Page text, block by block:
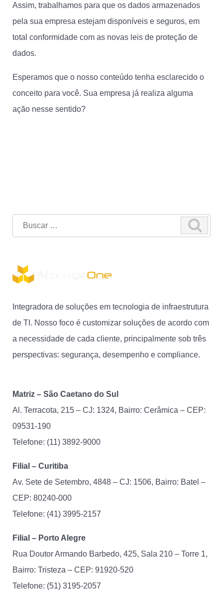
Assim, trabalhamos para que os dados armazenados
pela sua empresa estejam disponíveis e seguros, em
total conformidade com as novas leis de proteção de
dados.
Esperamos que o nosso conteúdo tenha esclarecido o
conceito para você. Sua empresa já realiza alguma
ação nesse sentido?
Search
for:
Integradora de soluções em tecnologia de infraestrutura
de TI. Nosso foco é customizar soluções de acordo com
a necessidade de cada cliente, principalmente sob três
perspectivas: segurança, desempenho e compliance.
Matriz – São Caetano do Sul
Al. Terracota, 215 – CJ: 1324, Bairro: Cerâmica – CEP:
09531-190
Telefone: (11) 3892-9000
Filial – Curitiba
Av. Sete de Setembro, 4848 – CJ: 1506, Bairro: Batel –
CEP: 80240-000
Telefone: (41) 3995-2157
Filial – Porto Alegre
Rua Doutor Armando Barbedo, 425, Sala 210 – Torre 1,
Bairro: Tristeza – CEP: 91920-520
Telefone: (51) 3195-2057